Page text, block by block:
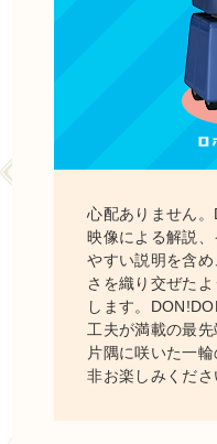
心配ありません
映像による解説
やすい説明を含
さを織り交ぜた
します。
工夫が満載の最
片隅に咲いた一
非お楽しみくださ